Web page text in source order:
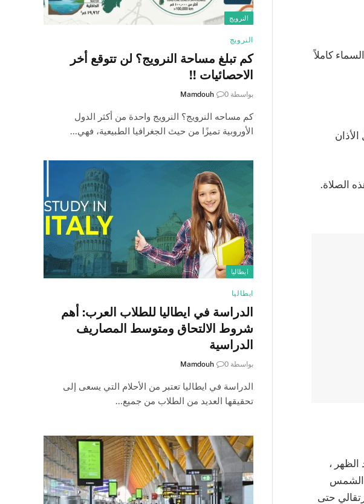
كاملاً
(تقريبًا) قبل الأذان
الصلاة.
،
الشمس
حتى
النرويج
النرويج
كم تبلغ مساحة النرويج؟ لن تتوقع أخر
الاحصائيات !!
بواسطة Mamdouh 0
كم مساحه النرويج؟ النرويج واحدة من أكثر الدول
الأوروبية تميزًا من حيث الجغرافيا الطبيعية، فهي…
ايطاليا
ايطاليا
الدراسة في ايطاليا للطلاب العرب: أهم
شروط الالتحاق ومتوسط المصاريف
الدراسية
بواسطة Mamdouh 0
الدراسة في ايطاليا تعتبر من الأحلام التي يسعى إلى
تحقيقها العديد من الطلاب من جميع…